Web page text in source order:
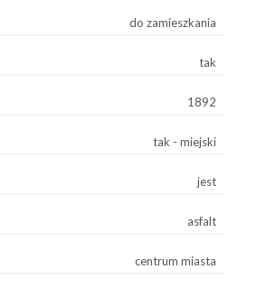
do zamieszkania
tak
1892
tak - miejski
jest
asfalt
centrum miasta